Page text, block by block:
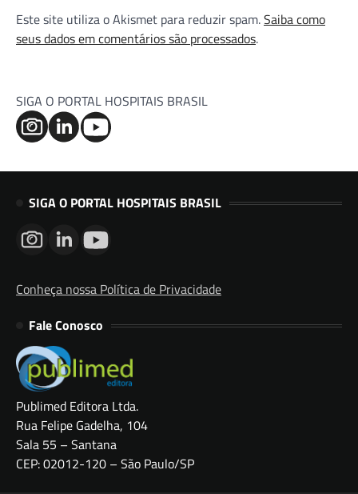
Este site utiliza o Akismet para reduzir spam.Saiba como
seus dados em comentários são processados.
SIGA O PORTAL HOSPITAIS BRASIL
SIGA O PORTAL HOSPITAIS BRASIL
Conheça nossa Política de Privacidade
Fale Conosco
Publimed Editora Ltda.
Rua Felipe Gadelha, 104
Sala 55 – Santana
CEP: 02012-120 – São Paulo/SP